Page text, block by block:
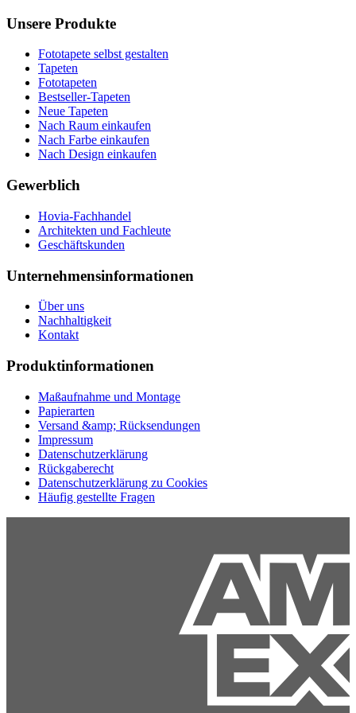
Unsere Produkte
Fototapete selbst gestalten
Tapeten
Fototapeten
Bestseller-Tapeten
Neue Tapeten
Nach Raum einkaufen
Nach Farbe einkaufen
Nach Design einkaufen
Gewerblich
Hovia-Fachhandel
Architekten und Fachleute
Geschäftskunden
Unternehmensinformationen
Über uns
Nachhaltigkeit
Kontakt
Produktinformationen
Maßaufnahme und Montage
Papierarten
Versand &amp; Rücksendungen
Impressum
Datenschutzerklärung
Rückgaberecht
Datenschutzerklärung zu Cookies
Häufig gestellte Fragen